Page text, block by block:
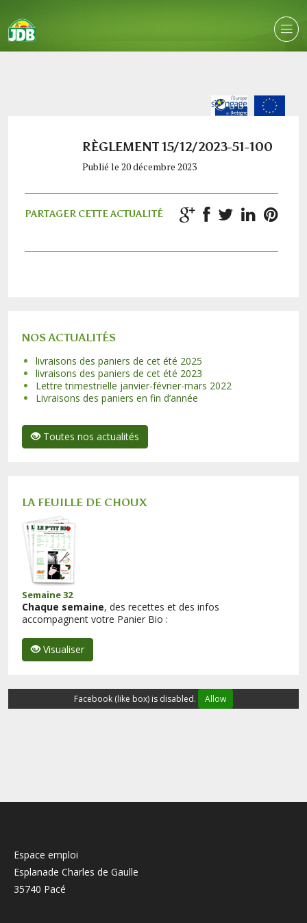
RÈGLEMENT 15/12/2023-51-100
Publié le 20 décembre 2023
PARTAGER CETTE ACTUALITÉ
NOS ACTUALITÉS
livraisons des paniers de cet été 2025
livraisons des paniers de cet été 2023
Lettre trimestrielle janvier-février-mars 2022
Livraisons des paniers en fin d’année
Toutes nos actualités
LA FEUILLE DE CHOUX
Semaine 32
Chaque semaine, des recettes et des infos
accompagnent votre Panier Bio :
Visualiser
Facebook (like box) is disabled. Allow
Espace emploi
Esplanade Charles de Gaulle
35740 Pacé